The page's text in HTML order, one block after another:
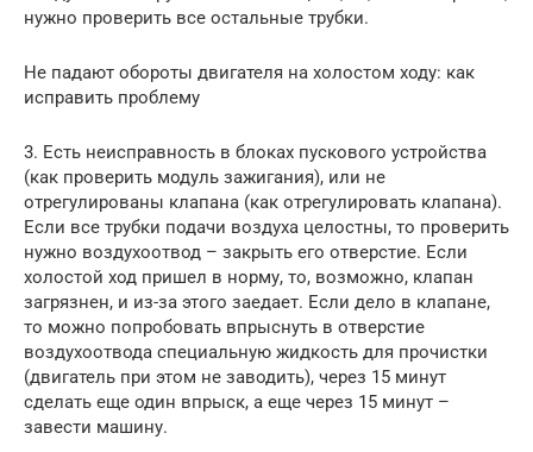
нужно проверить все остальные трубки.
Не падают обороты двигателя на холостом ходу: как
исправить проблему
3. Есть неисправность в блоках пускового устройства
(как проверить модуль зажигания), или не
отрегулированы клапана (как отрегулировать клапана).
Если все трубки подачи воздуха целостны, то проверить
нужно воздухоотвод – закрыть его отверстие. Если
холостой ход пришел в норму, то, возможно, клапан
загрязнен, и из-за этого заедает. Если дело в клапане,
то можно попробовать впрыснуть в отверстие
воздухоотвода специальную жидкость для прочистки
(двигатель при этом не заводить), через 15 минут
сделать еще один впрыск, а еще через 15 минут –
завести машину.